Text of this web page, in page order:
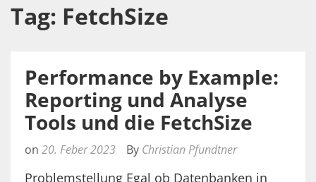
Tag: FetchSize
Performance by Example:
Reporting und Analyse
Tools und die FetchSize
on 20. Feber 2023 By Christian Pfundtner
Problemstellung Egal ob Datenbanken in